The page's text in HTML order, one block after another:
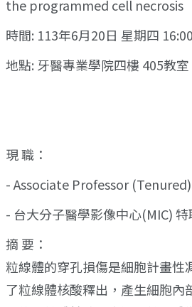
the programmed cell necrosis
時間: 113年6月20日 星期四
地點: 牙醫專業學院四樓 405教室
現 職：
- Associate Professor
- 台大分子醫學影像中心(MIC)
摘 要：
粒線體的穿孔損傷是細胞計畫
了粒線體核酸釋出，產生細胞